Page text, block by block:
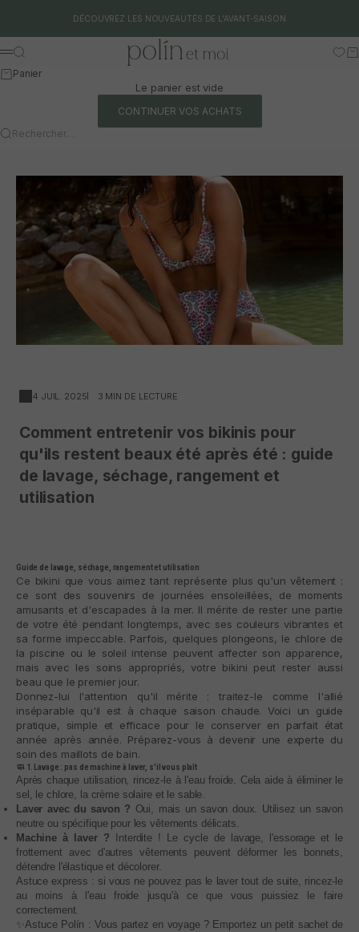
DÉCOUVREZ LES NOUVEAUTÉS DE L'AVANT-SAISON
Polín et moi
Menu
Rechercher
Panier
Le panier est vide
CONTINUER VOS ACHATS
Rechercher…
4 JUIL. 2025 3 MIN DE LECTURE
Comment entretenir vos bikinis pour
qu'ils restent beaux été après été : guide
de lavage, séchage, rangement et
utilisation
Guide de lavage, séchage, rangement et utilisation
Ce bikini que vous aimez tant représente plus qu'un vêtement :
ce sont des souvenirs de journées ensoleillées, de moments
amusants et d'escapades à la mer. Il mérite de rester une partie
de votre été pendant longtemps, avec ses couleurs vibrantes et
sa forme impeccable. Parfois, quelques plongeons, le chlore de
la piscine ou le soleil intense peuvent affecter son apparence,
mais avec les soins appropriés, votre bikini peut rester aussi
beau que le premier jour.
Donnez-lui l'attention qu'il mérite : traitez-le comme l'allié
inséparable qu'il est à chaque saison chaude. Voici un guide
pratique, simple et efficace pour le conserver en parfait état
année après année. Préparez-vous à devenir une experte du
soin des maillots de bain.
🧼 1. Lavage : pas de machine à laver, s'il vous plaît
Après chaque utilisation, rincez-le à l'eau froide. Cela aide à éliminer le
sel, le chlore, la crème solaire et le sable.
Laver avec du savon ? Oui, mais un savon doux. Utilisez un savon
neutre ou spécifique pour les vêtements délicats.
Machine à laver ? Interdite ! Le cycle de lavage, l'essorage et le
frottement avec d'autres vêtements peuvent déformer les bonnets,
détendre l'élastique et décolorer.
Astuce express : si vous ne pouvez pas le laver tout de suite, rincez-le
au moins à l'eau froide jusqu'à ce que vous puissiez le faire
correctement.
✨Astuce Polín : Vous partez en voyage ? Emportez un petit sachet de